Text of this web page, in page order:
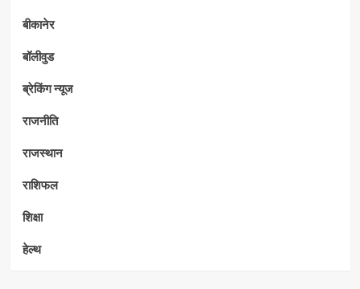
बीकानेर
बॉलीवुड
ब्रेकिंग न्यूज
राजनीति
राजस्थान
राशिफल
शिक्षा
हेल्थ